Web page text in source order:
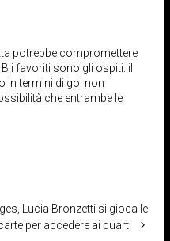
potrebbe compromettere
i favoriti sono gli ospiti: il
in termini di gol non
che entrambe le
Lucia Bronzetti si gioca le
per accedere ai quarti